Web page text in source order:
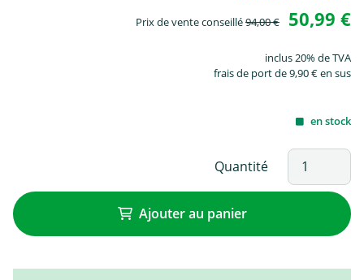
Prix de vente conseillé94,00 € 50,99 €
inclus 20% de TVA
frais de port de 9,90 € en sus
en stock
Quantité
Ajouter au panier